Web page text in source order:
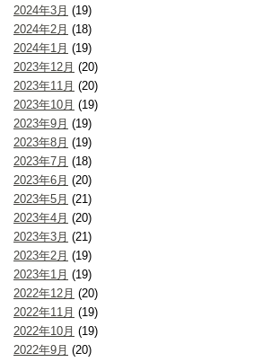
2024年3月 (19)
2024年2月 (18)
2024年1月 (19)
2023年12月 (20)
2023年11月 (20)
2023年10月 (19)
2023年9月 (19)
2023年8月 (19)
2023年7月 (18)
2023年6月 (20)
2023年5月 (21)
2023年4月 (20)
2023年3月 (21)
2023年2月 (19)
2023年1月 (19)
2022年12月 (20)
2022年11月 (19)
2022年10月 (19)
2022年9月 (20)